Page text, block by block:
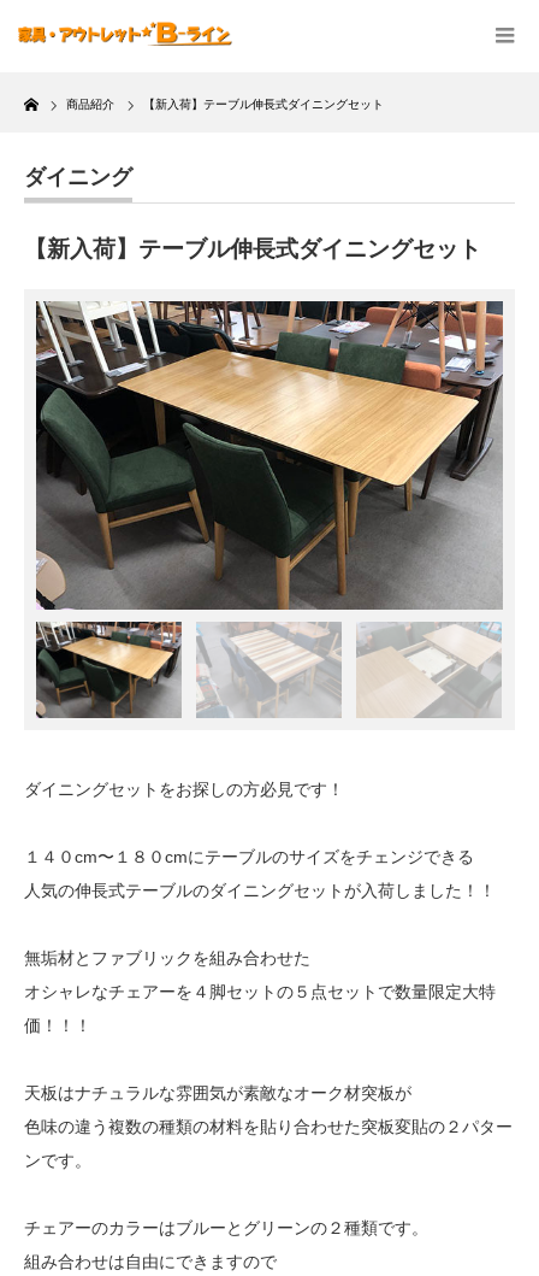
Home
商品紹介 【新入荷】テーブル伸長式ダイニングセット
ダイニング
【新入荷】テーブル伸長式ダイニングセット
ダイニングセットをお探しの方必見です！
１４０cm〜１８０cmにテーブルのサイズをチェンジできる
人気の伸長式テーブルのダイニングセットが入荷しました！！
無垢材とファブリックを組み合わせた
オシャレなチェアーを４脚セットの５点セットで数量限定大特
価！！！
天板はナチュラルな雰囲気が素敵なオーク材突板が
色味の違う複数の種類の材料を貼り合わせた突板変貼の２パター
ンです。
チェアーのカラーはブルーとグリーンの２種類です。
組み合わせは自由にできますので